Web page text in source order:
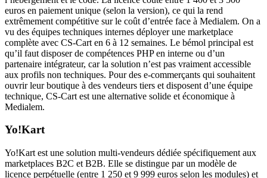
euros en paiement unique (selon la version), ce qui la rend
extrêmement compétitive sur le coût d’entrée face à Medialem. On a
vu des équipes techniques internes déployer une marketplace
complète avec CS-Cart en 6 à 12 semaines. Le bémol principal est
qu’il faut disposer de compétences PHP en interne ou d’un
partenaire intégrateur, car la solution n’est pas vraiment accessible
aux profils non techniques. Pour des e-commerçants qui souhaitent
ouvrir leur boutique à des vendeurs tiers et disposent d’une équipe
technique, CS-Cart est une alternative solide et économique à
Medialem.
Yo!Kart
Yo!Kart est une solution multi-vendeurs dédiée spécifiquement aux
marketplaces B2C et B2B. Elle se distingue par un modèle de
licence perpétuelle (entre 1 250 et 9 999 euros selon les modules) et